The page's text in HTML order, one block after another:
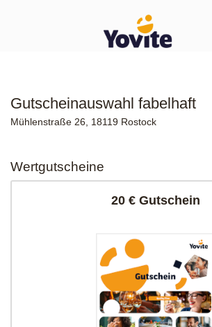
Gutscheinauswahl fabelhaft
Mühlenstraße 26, 18119 Rostock
Wertgutscheine
20 € Gutschein